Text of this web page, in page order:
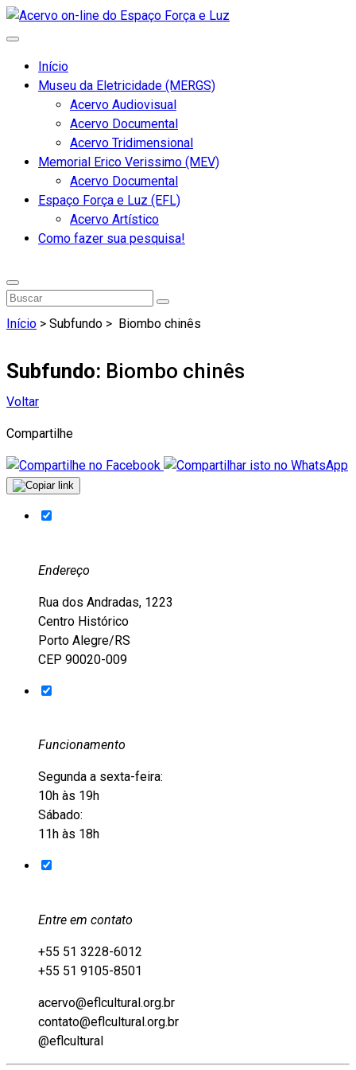
Início
Museu da Eletricidade (MERGS)
Acervo Audiovisual
Acervo Documental
Acervo Tridimensional
Memorial Erico Verissimo (MEV)
Acervo Documental
Espaço Força e Luz (EFL)
Acervo Artístico
Como fazer sua pesquisa!
Início > Subfundo > Biombo chinês
Subfundo: Biombo chinês
Voltar
Compartilhe
Endereço
Rua dos Andradas, 1223
Centro Histórico
Porto Alegre/RS
CEP 90020-009
Funcionamento
Segunda a sexta-feira:
10h às 19h
Sábado:
11h às 18h
Entre em contato
+55 51 3228-6012
+55 51 9105-8501
acervo@eflcultural.org.br
contato@eflcultural.org.br
@eflcultural